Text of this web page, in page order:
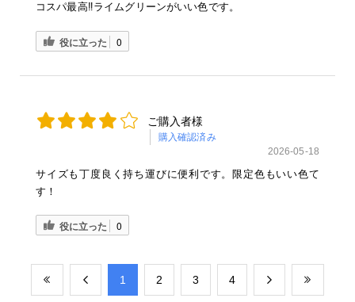
コスパ最高‼️ライムグリーンがいい色です。
役に立った 0
ご購入者様
購入確認済み
2026-05-18
サイズも丁度良く持ち運びに便利です。限定色もいい色て
す！
役に立った 0
​1 ​2 ​3 ​4